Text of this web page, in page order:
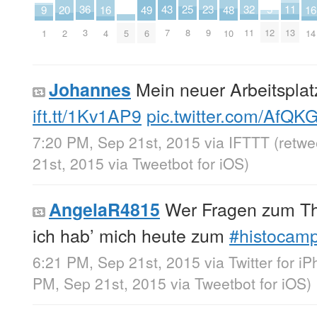
9
1
20
2
36
3
16
4 5
49
6
43
7
25
8
23
9
48
10
32
11
5
12
11
13
16
14
Johannes Mein neuer
ift.tt/1Kv1AP9 pic.twitter.com/
7:20 PM, Sep 21st, 2015 via IFTTT
21st, 2015 via Tweetbot for iΟS)
AngelaR4815 Wer Fragen zum
ich hab’ mich heute zum
6:21 PM, Sep 21st, 2015 via Twitter for
PM, Sep 21st, 2015 via Tweetbot for iΟS)